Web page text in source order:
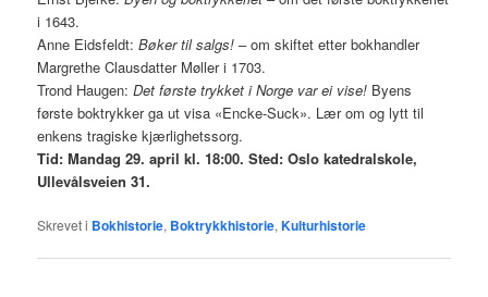
i 1643.
Anne Eidsfeldt:Bøker til salgs! – om skiftet etter bokhandler
Margrethe Clausdatter Møller i 1703.
Trond Haugen:Det første trykket i Norge var ei vise! Byens
første boktrykker ga ut visa «Encke-Suck». Lær om og lytt til
enkens tragiske kjærlighetssorg.
Tid: Mandag 29. april kl. 18:00. Sted: Oslo katedralskole,
Ullevålsveien 31.
Skrevet i Bokhistorie, Boktrykkhistorie,Kulturhistorie